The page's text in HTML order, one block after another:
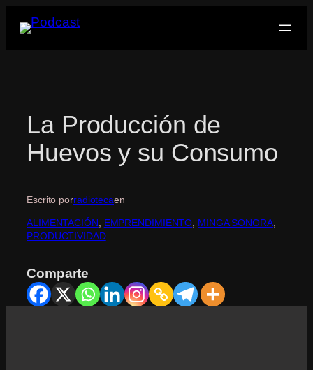
La Producción de
Huevos y su Consumo
Escrito porradiotecaen
ALIMENTACIÓN EMPRENDIMIENTO MINGA SONORA
PRODUCTIVIDAD
Comparte